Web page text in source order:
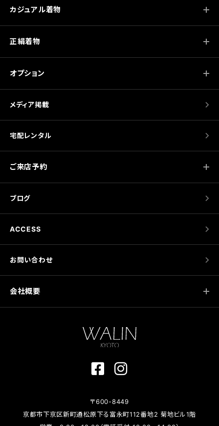
カジュアル着物
正絹着物
オプション
メディア掲載
宅配レンタル
ご来店予約
ブログ
ACCESS
お問い合わせ
会社概要
〒600-8449
京都市下京区新町通松原下る富永町112番地2 菊地ビル1階